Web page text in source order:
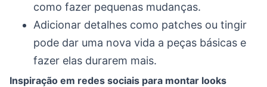
como fazer pequenas mudanças.
Adicionar detalhes como patches ou tingir
pode dar uma nova vida a peças básicas e
fazer elas durarem mais.
Inspiração em redes sociais para montar looks